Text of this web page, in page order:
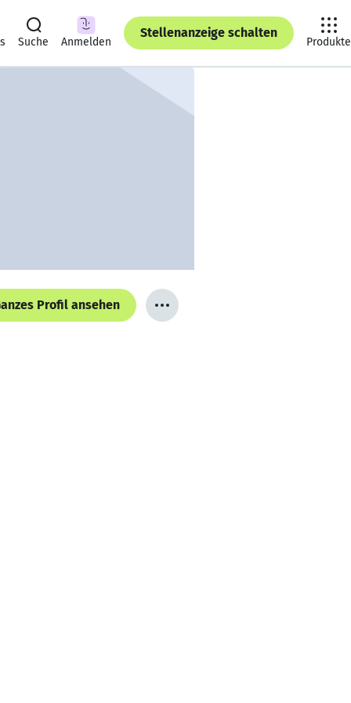
Suche Anmelden
Stellenanzeige schalten
Produkte
Profil ansehen